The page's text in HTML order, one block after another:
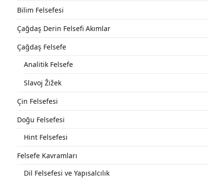
Bilim Felsefesi
Çağdaş Derin Felsefi Akımlar
Çağdaş Felsefe
Analitik Felsefe
Slavoj Žižek
Çin Felsefesi
Doğu Felsefesi
Hint Felsefesi
Felsefe Kavramları
Dil Felsefesi ve Yapısalcılık